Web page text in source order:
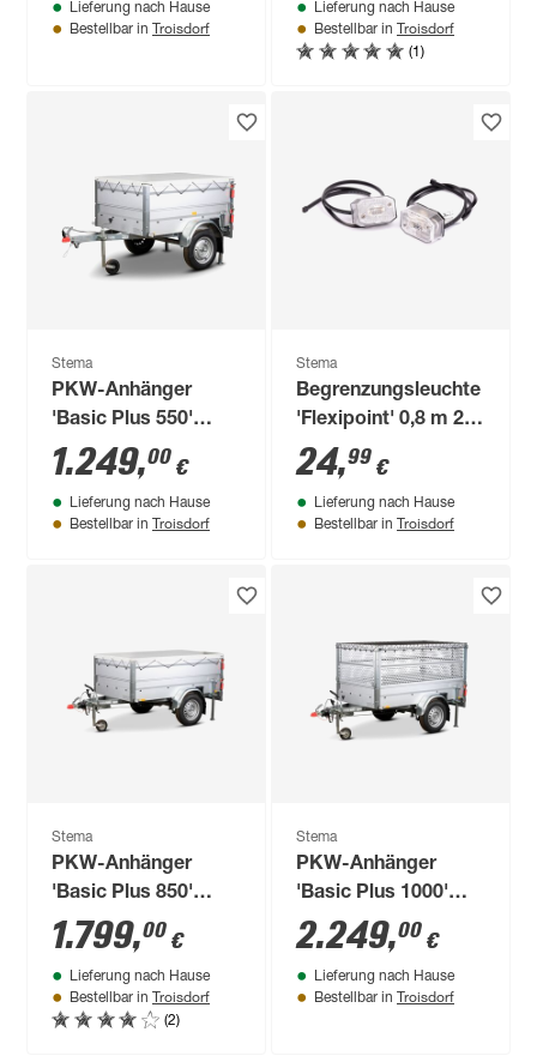
Lieferung nach Hause
Bestellbar in Troisdorf
Lieferung nach Hause
Bestellbar in Troisdorf
(1)
Stema
PKW-Anhänger
'Basic Plus 550'
ungebremst 550 kg
mit
Bordwandaufsatz
1.249,00 €
Lieferung nach Hause
Bestellbar in Troisdorf
Stema
Begrenzungsleuchte
'Flexipoint' 0,8 m 2
Stück
24,99 €
Lieferung nach Hause
Bestellbar in Troisdorf
Stema
PKW-Anhänger
'Basic Plus 850'
gebremst 850 kg mit
Bordwandaufsatz
1.799,00 €
Lieferung nach Hause
Bestellbar in Troisdorf
(2)
Stema
PKW-Anhänger
'Basic Plus 1000'
gebremst 1000 kg
mit Gitteraufsatz
und Abstellstützen
2.249,00 €
Lieferung nach Hause
Bestellbar in Troisdorf